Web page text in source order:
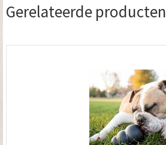
Gerelateerde producten